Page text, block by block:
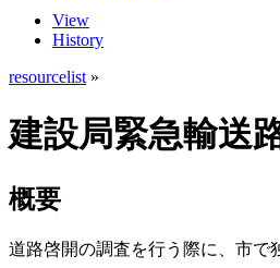
View
History
resourcelist »
建設局緊急輸送
概要
道路啓開の調査を行う際に、市で